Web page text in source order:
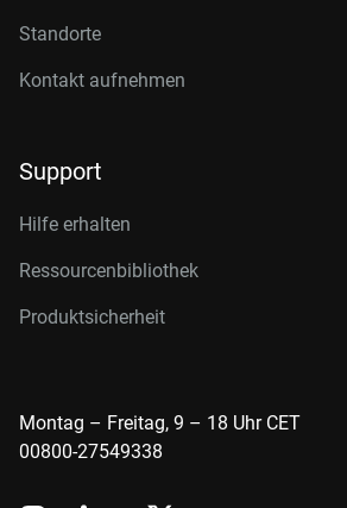
Standorte
Kontakt aufnehmen
Support
Hilfe erhalten
Ressourcenbibliothek
Produktsicherheit
Montag – Freitag, 9 – 18 Uhr CET
00800-27549338